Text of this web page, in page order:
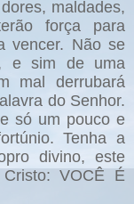
maldades,
força para
vencer. Não se
e sim de uma
mal derrubará
do Senhor.
só um pouco e
Tenha a
divino, este
VOCÊ É